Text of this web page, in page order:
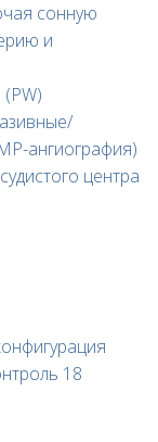
сонную
и
ангиография)
центра
18